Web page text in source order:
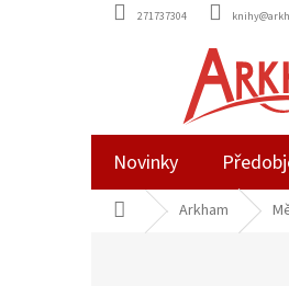
271737304
Novinky
Domů Arkham